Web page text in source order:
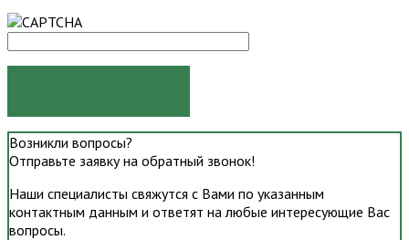
Возникли вопросы?
Отправьте заявку на обратный звонок!
Наши специалисты свяжутся с Вами по указанным
контактным данным и ответят на любые интересующие Вас
вопросы.